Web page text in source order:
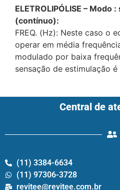
ELETROLIPÓLISE – Modo
(contínuo):
FREQ. (Hz): Neste caso o
operar em média
modulado por baixa
sensação de estimulação
Central de
(11) 3384-6634
(11) 97306-3728
revitee@revitee.com.br